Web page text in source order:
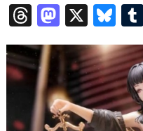
T
hr
e
a
d
M
a
st
o
d
X
Bl
u
e
s
k